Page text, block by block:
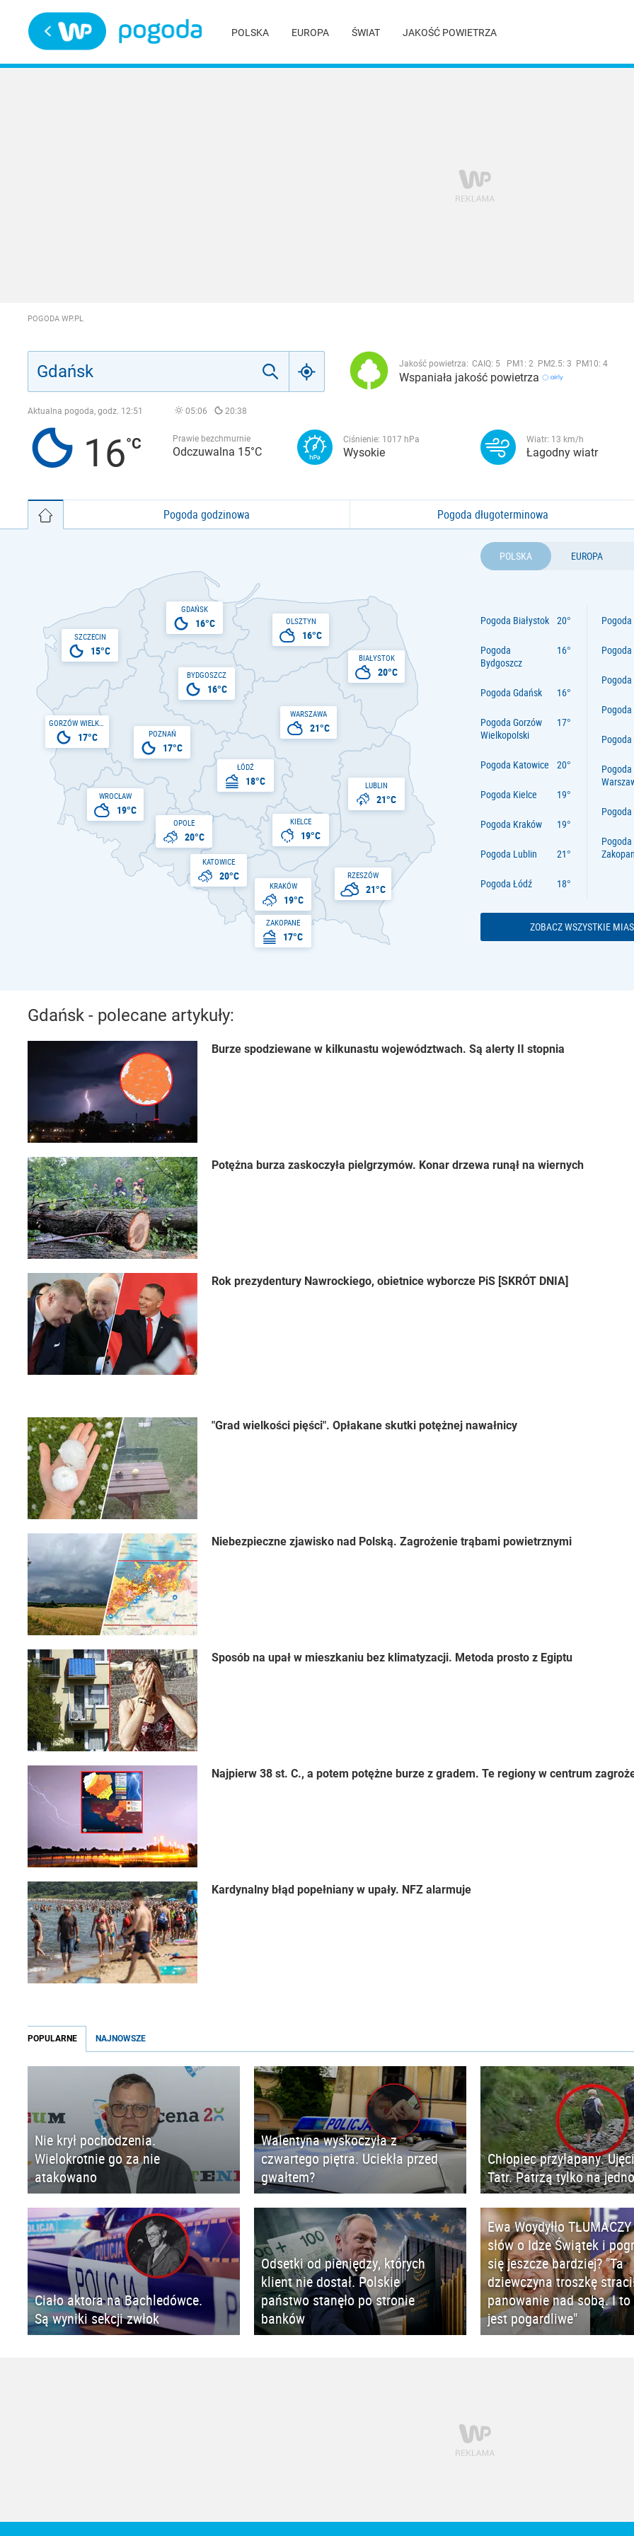
POLSKA EUROPA ŚWIAT JAKOŚĆ POWIETRZA
POGODA WP.PL
Jakość powietrza: CAIQ: 5 PM1: 2 PM2.5: 3 PM10: 4
Wspaniała jakość powietrza
Aktualna pogoda, godz. 12:51 05:06 20:38
16 Prawie bezchmurnie
Odczuwalna 15°C
Ciśnienie: 1017 hPa
Wysokie
Wiatr: 13 km/h
Łagodny wiatr
Pogoda godzinowa Pogoda długoterminowa
BIAŁYSTOK
20°C
BYDGOSZCZ
16°C
GDAŃSK
16°C
17°C
KATOWICE
20°C
KIELCE
19°C
KRAKÓW
19°C
LUBLIN
21°C
ŁÓDŹ
18°C
OLSZTYN
16°C
OPOLE
20°C
POZNAŃ
17°C
RZESZÓW
21°C
SZCZECIN
15°C
WARSZAWA
21°C
WROCŁAW
19°C
ZAKOPANE
17°C
POLSKA EUROPA
Pogoda Białystok
Pogoda
Bydgoszcz
Pogoda Gdańsk
Pogoda Gorzów
Wielkopolski
Pogoda Katowice
Pogoda Kielce
Pogoda Kraków
Pogoda Lublin
Pogoda Łódź
Pogoda
Pogoda
Pogoda
ZOBACZ WSZYSTKIE
Gdańsk - polecane artykuły:
Burze spodziewane w kilkunastu województwach. Są alerty II stopnia
Potężna burza zaskoczyła pielgrzymów. Konar drzewa runął na wiernych
Rok prezydentury Nawrockiego, obietnice wyborcze PiS [SKRÓT DNIA]
"Grad wielkości pięści". Opłakane skutki potężnej nawałnicy
Niebezpieczne zjawisko nad Polską. Zagrożenie trąbami powietrznymi
Sposób na upał w mieszkaniu bez klimatyzacji. Metoda prosto z Egiptu
Najpierw 38 st. C., a potem potężne burze z gradem. Te regiony w centrum
Kardynalny błąd popełniany w upały. NFZ alarmuje
POPULARNE NAJNOWSZE
Nie krył pochodzenia.
Wielokrotnie go za nie
atakowano
Walentyna wyskoczyła z
czwartego piętra. Uciekła przed
gwałtem?
Chłopiec przyłapany.
Tatr. Patrzą tylko na jedno
Ciało aktora na Bachledówce.
Są wyniki sekcji zwłok
Odsetki od pieniędzy, których
klient nie dostał. Polskie
państwo stanęło po stronie
banków
Ewa Woydyłło
słów o Idze Świątek i
się jeszcze bardziej? "Ta
dziewczyna troszkę
panowanie nad sobą. I
jest pogardliwe"